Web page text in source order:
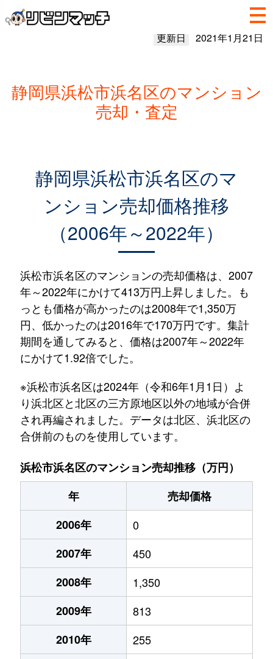
更新日 2021年1月21日
静岡県浜松市浜名区のマンション
売却・査定
静岡県浜松市浜名区のマ
ンション売却価格推移
（2006年～2022年）
浜松市浜名区のマンションの売却価格は、2007
年～2022年にかけて413万円上昇しました。も
っとも価格が高かったのは2008年で1,350万
円、低かったのは2016年で170万円です。集計
期間を通してみると、価格は2007年～2022年
にかけて1.92倍でした。
※浜松市浜名区は2024年（令和6年1月1日）よ
り浜北区と北区の三方原地区以外の地域が合併
され再編されました。データは北区、浜北区の
合併前のものを使用しています。
浜松市浜名区のマンション売却推移（万円）
年
売却価格
2006年
0
2007年
450
2008年
1,350
2009年
813
2010年
255